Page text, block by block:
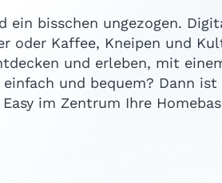
ein bisschen ungezogen.
oder Kaffee, Kneipen und
und erleben, mit
und bequem? Dann ist
im Zentrum Ihre